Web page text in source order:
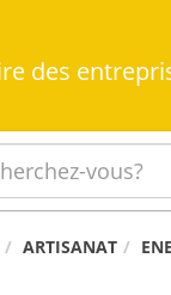
des
ARTISANAT